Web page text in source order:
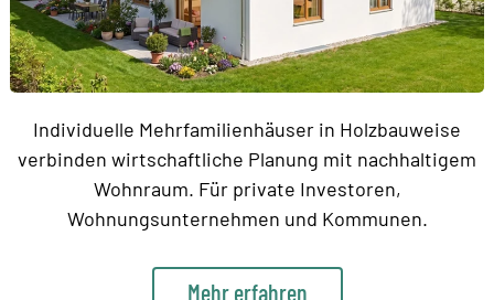
Individuelle Mehrfamilienhäuser in Holzbauweise
verbinden wirtschaftliche Planung mit nachhaltigem
Wohnraum. Für private Investoren,
Wohnungsunternehmen und Kommunen.
Mehr erfahren